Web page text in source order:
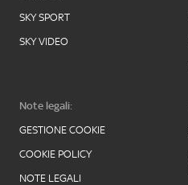
SKY SPORT
SKY VIDEO
Note legali:
GESTIONE COOKIE
COOKIE POLICY
NOTE LEGALI